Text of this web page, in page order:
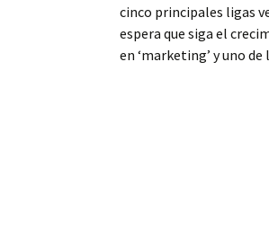
cinco principales ligas
espera que siga el
en ‘marketing’ y uno